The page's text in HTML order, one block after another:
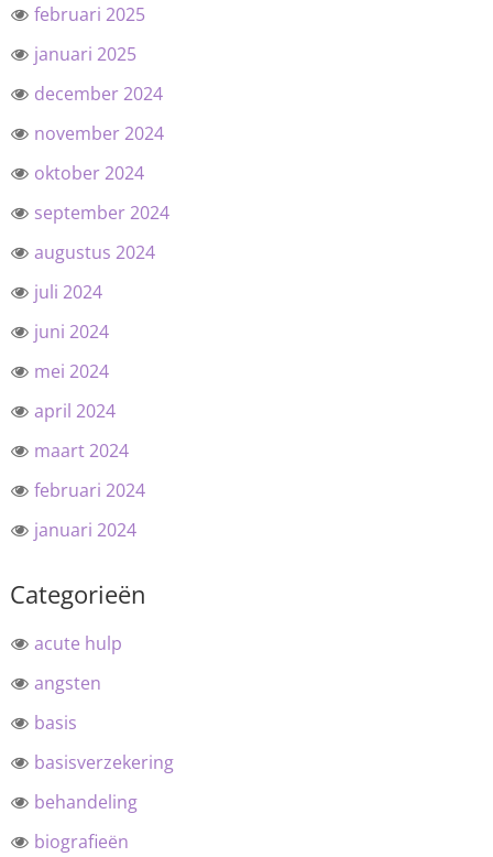
februari 2025
januari 2025
december 2024
november 2024
oktober 2024
september 2024
augustus 2024
juli 2024
juni 2024
mei 2024
april 2024
maart 2024
februari 2024
januari 2024
Categorieën
acute hulp
angsten
basis
basisverzekering
behandeling
biografieën